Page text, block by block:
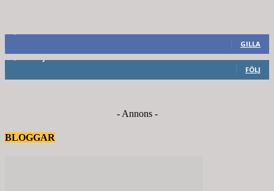
GILLA
FÖLJ
- Annons -
BLOGGAR